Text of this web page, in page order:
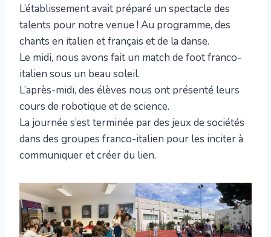
L’établissement avait préparé un spectacle des
talents pour notre venue ! Au programme, des
chants en italien et français et de la danse.
Le midi, nous avons fait un match de foot franco-
italien sous un beau soleil.
L’après-midi, des élèves nous ont présenté leurs
cours de robotique et de science.
La journée s’est terminée par des jeux de sociétés
dans des groupes franco-italien pour les inciter à
communiquer et créer du lien.